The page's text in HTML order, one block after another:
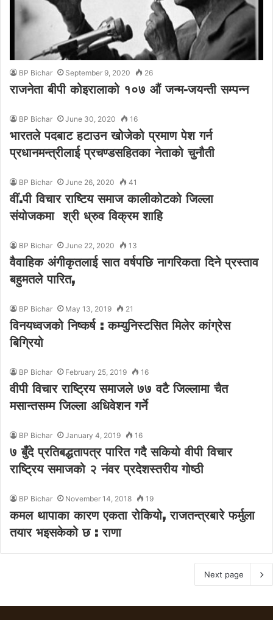
BP Bichar September 9, 2020 26
राजनेता बीपी कोइरालाको १०७ औं जन्म-जयन्ती सम्पन्न
BP Bichar June 30, 2020 16
भारतले पदबाट हटाउन खोजेको प्रमाण पेश गर्न
प्रधानमन्त्रीलाई प्रचण्डसहितका नेताको चुनौती
BP Bichar June 26, 2020 41
वीं.पी विचार राष्टिय समाज कालीकोटको जिल्ला
संयोजकमा श्री ध्रुव विक्रम शाहि
BP Bichar June 22, 2020 13
वैवाहिक अंगीकृतलाई सात वर्षपछि नागरिकता दिने प्रस्ताव
बहुमतले पारित,
BP Bichar May 13, 2019 21
विनयध्वजको निष्कर्ष : कम्युनिस्टसित मिलेर कांग्रेस
बिग्रियो
BP Bichar February 25, 2019 16
वीपी विचार राष्ट्रिय समाजले ७७ वटै जिल्लामा चैत
मसान्तसम्म जिल्ला अधिवेशन गर्ने
BP Bichar January 4, 2019 16
७ बुँदे प्रतिबद्धतापत्र पारित गदै सकियो वीपी विचार
राष्ट्रिय समाजको २ नंवर प्रदेशस्तरीय गोष्ठी
BP Bichar November 14, 2018 19
कमल थापाका कारण एकता रोकियो, राजतन्त्रबारे फर्मुला
तयार भइसकेको छ : राणा
Next page